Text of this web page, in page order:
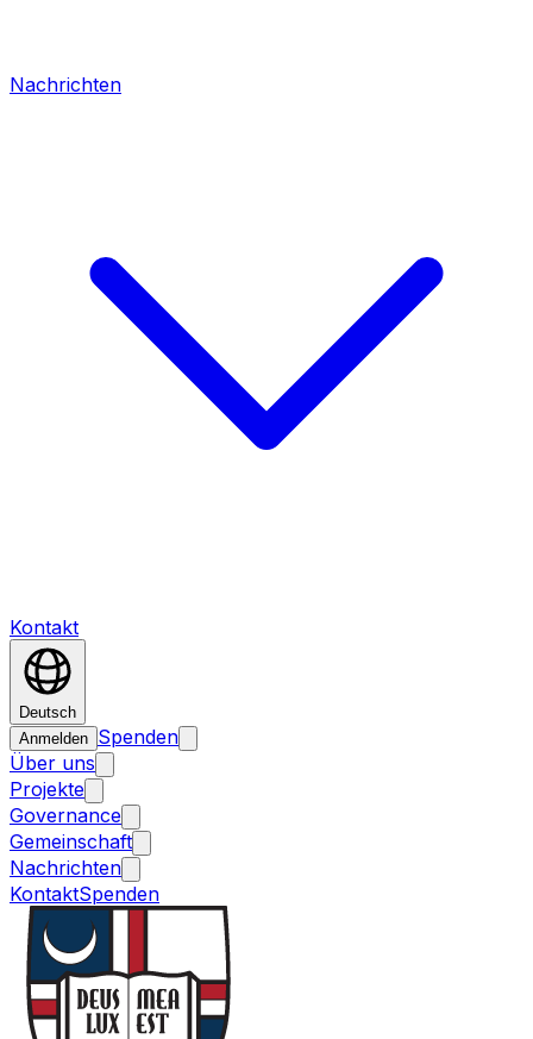
Nachrichten
Kontakt
Deutsch
Anmelden Spenden
Über uns
Projekte
Governance
Gemeinschaft
Nachrichten
KontaktSpenden